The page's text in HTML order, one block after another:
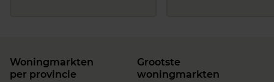
Woningmarkten
per provincie
Grootste
woningmarkten